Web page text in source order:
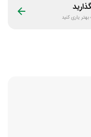
یاری کنید